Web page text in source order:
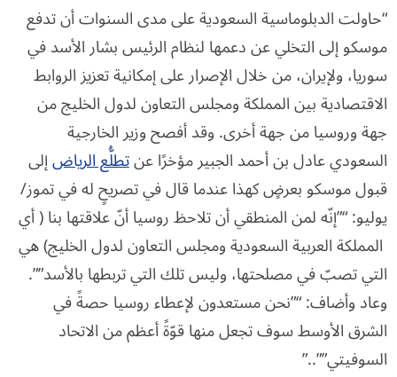
“حاولت الدبلوماسية السعودية على مدى السنوات أن تدفع
موسكو إلى التخلي عن دعمها لنظام الرئيس بشار الأسد في
سوريا، ولإيران، من خلال الإصرار على إمكانية تعزيز الروابط
الاقتصادية بين المملكة ومجلس التعاون لدول الخليج من
جهة وروسيا من جهة أخرى. وقد أفصح وزير الخارجية
السعودي عادل بن أحمد الجبير مؤخرًا عنتطلُّع الرياضإلى
قبول موسكو بعرضٍ كهذا عندما قال في تصريحٍ له في تموز/
يوليو: “”إنّه لمن المنطقي أن تلاحظ روسيا أنّ علاقتها بنا ( أي
المملكة العربية السعودية ومجلس التعاون لدول الخليج) هي
التي تصبّ في مصلحتها، وليس تلك التي تربطها بالأسد””.
وعاد وأضاف: “”نحن مستعدون لإعطاء روسيا حصةً في
الشرق الأوسط سوف تجعل منها قوّةً أعظم من الاتحاد
السوفيتي””..”